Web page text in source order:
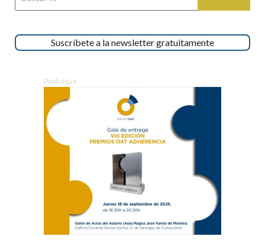
Suscríbete a la newsletter gratuitamente
Publicidad